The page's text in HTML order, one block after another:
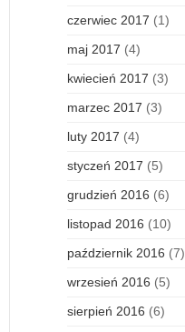
czerwiec 2017 (1)
maj 2017 (4)
kwiecień 2017 (3)
marzec 2017 (3)
luty 2017 (4)
styczeń 2017 (5)
grudzień 2016 (6)
listopad 2016 (10)
październik 2016 (7)
wrzesień 2016 (5)
sierpień 2016 (6)